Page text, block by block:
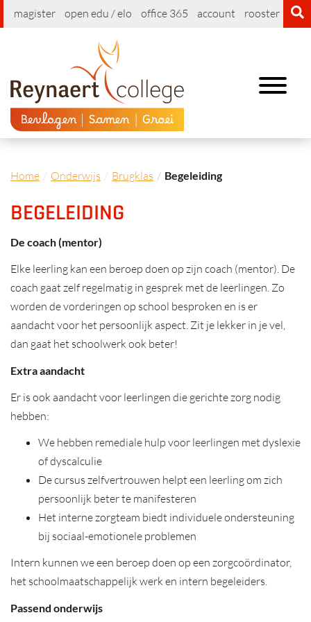
magister open edu / elo office 365 account rooster
Toggle
Home Onderwijs Brugklas Begeleiding
BEGELEIDING
De coach (mentor)
Elke leerling kan een beroep doen op zijn coach (mentor). De
coach gaat zelf regelmatig in gesprek met de leerlingen. Zo
worden de vorderingen op school besproken en is er
aandacht voor het persoonlijk aspect. Zit je lekker in je vel,
dan gaat het schoolwerk ook beter!
Extra aandacht
Er is ook aandacht voor leerlingen die gerichte zorg nodig
hebben:
We hebben remediale hulp voor leerlingen met dyslexie
of dyscalculie
De cursus zelfvertrouwen helpt een leerling om zich
persoonlijk beter te manifesteren
Het interne zorgteam biedt individuele ondersteuning
bij sociaal-emotionele problemen
Intern kunnen we een beroep doen op een zorgcoördinator,
het schoolmaatschappelijk werk en intern begeleiders.
Passend onderwijs